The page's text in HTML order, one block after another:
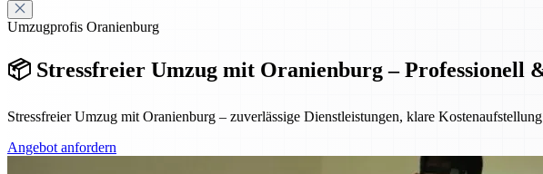
Umzugprofis Oranienburg
📦 Stressfreier Umzug mit Oranienburg – Professionell
Stressfreier Umzug mit Oranienburg – zuverlässige Dienstleistungen, klare
Angebot anfordern